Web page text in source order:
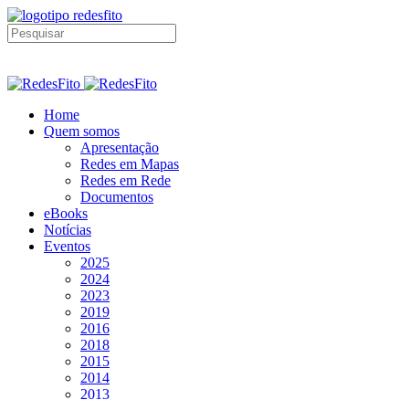
Home
Quem somos
Apresentação
Redes em Mapas
Redes em Rede
Documentos
eBooks
Notícias
Eventos
2025
2024
2023
2019
2016
2018
2015
2014
2013